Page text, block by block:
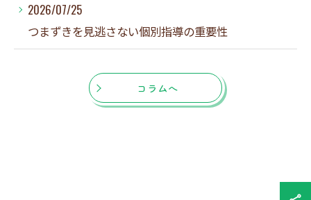
2026/07/25
つまずきを見逃さない個別指導の重要性
コラムへ